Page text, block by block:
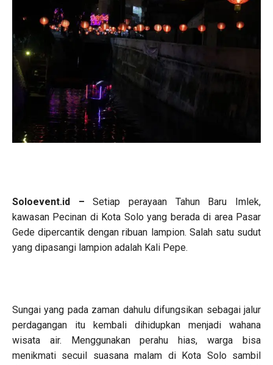
Soloevent.id –Setiap perayaan Tahun Baru Imlek,
kawasan Pecinan di Kota Solo yang berada di area Pasar
Gede dipercantik dengan ribuan lampion. Salah satu sudut
yang dipasangi lampion adalah Kali Pepe.
Sungai yang pada zaman dahulu difungsikan sebagai jalur
perdagangan itu kembali dihidupkan menjadi wahana
wisata air. Menggunakan perahu hias, warga bisa
menikmati secuil suasana malam di Kota Solo sambil